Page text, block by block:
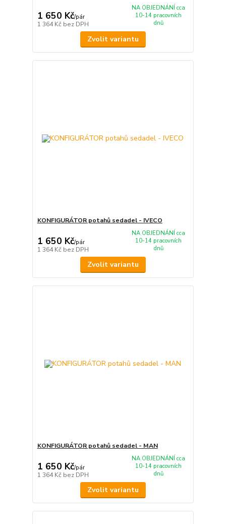
1 650 Kč/pár
1 364 Kč bez DPH
NA OBJEDNÁNÍ cca
10-14 pracovních
dnů
Zvolit variantu
KONFIGURÁTOR potahů sedadel - IVECO
1 650 Kč/pár
1 364 Kč bez DPH
NA OBJEDNÁNÍ cca
10-14 pracovních
dnů
Zvolit variantu
KONFIGURÁTOR potahů sedadel - MAN
1 650 Kč/pár
1 364 Kč bez DPH
NA OBJEDNÁNÍ cca
10-14 pracovních
dnů
Zvolit variantu